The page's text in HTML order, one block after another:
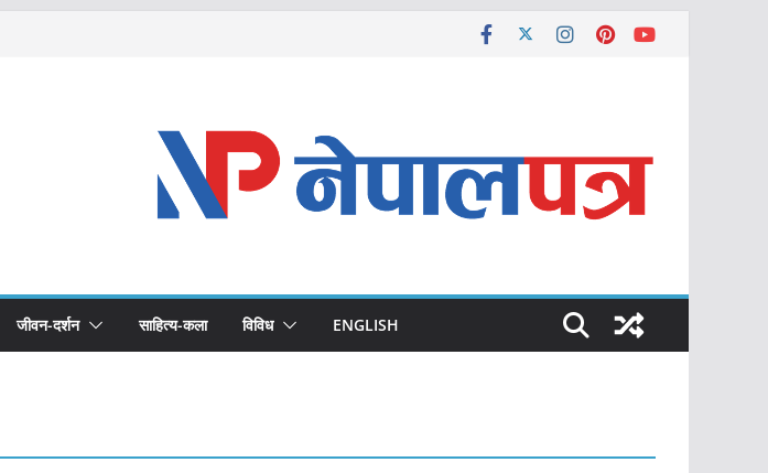
जीवन-दर्शन साहित्य-कला विविध ENGLISH